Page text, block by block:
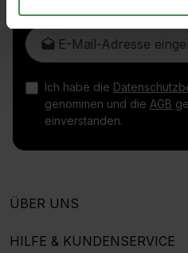
E-Mail-Adresse*
Ich habe die
genommen und die AGB
einverstanden.
ÜBER UNS
HILFE & KUNDENSERVICE